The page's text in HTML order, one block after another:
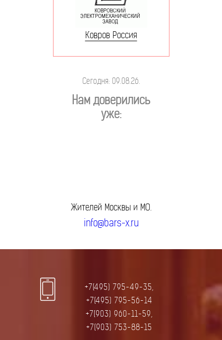
Ковров Россия
Сегодня: 09.08.26.
Нам доверились
уже:
Жителей Москвы и МО.
info@bars-x.ru
+7(495) 795-49-35,
+7(495) 795-56-14
+7(903) 960-11-59,
+7(903) 753-88-15